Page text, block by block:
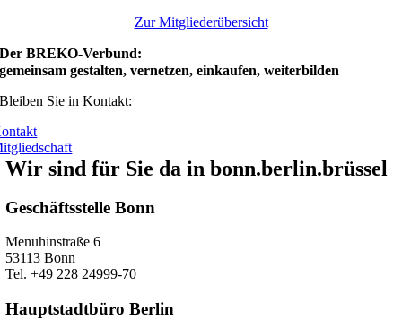
Zur Mitgliederübersicht
Der BREKO-Verbund:
gemeinsam gestalten, vernetzen, einkaufen, weiterbilden
Bleiben Sie in Kontakt:
Wir sind für Sie da in bonn.berlin.brüssel
Geschäftsstelle Bonn
Menuhinstraße 6
53113 Bonn
Tel. +49 228 24999-70
Hauptstadtbüro Berlin